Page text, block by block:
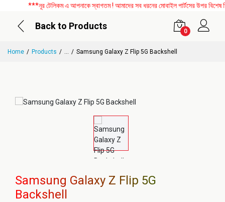
***নূর টেলিকম এ আপনাকে স্বাগতম ! আমাদের সব ধরনের মোবাইল পার্টসের উপর
Back to Products
0
Home Products ... Samsung Galaxy Z Flip 5G Backshell
Samsung Galaxy Z Flip 5G
Backshell